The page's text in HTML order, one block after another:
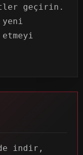
geçirin.
indir,